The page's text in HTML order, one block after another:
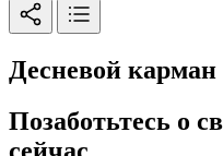
Десневой карман
Позаботьтесь о